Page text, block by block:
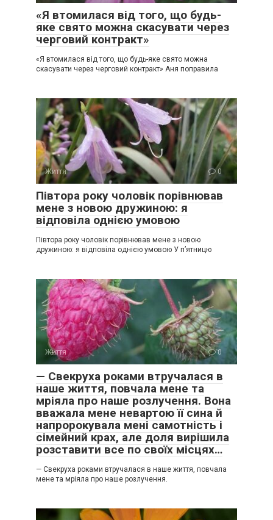
«Я втомилася від того, що будь-
яке свято можна скасувати через
черговий контракт»
«Я втомилася від того, що будь-яке свято можна
скасувати через черговий контракт» Аня поправила
Життя 0
Півтора року чоловік порівнював
мене з новою дружиною: я
відповіла однією умовою
Півтора року чоловік порівнював мене з новою
дружиною: я відповіла однією умовою У п’ятницю
Життя 0
— Свекруха роками втручалася в
наше життя, повчала мене та
мріяла про наше розлучення. Вона
вважала мене невартою її сина й
напророкувала мені самотність і
сімейний крах, але доля вирішила
розставити все по своїх місцях…
— Свекруха роками втручалася в наше життя, повчала
мене та мріяла про наше розлучення.